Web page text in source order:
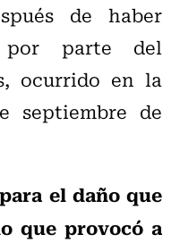
de haber
parte del
ocurrido en la
septiembre de
el daño que
que provocó a